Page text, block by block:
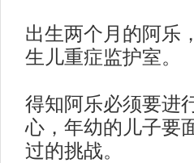
出生两个月的阿乐
生儿重症监护室。
得知阿乐必须要进
心，年幼的儿子要
过的挑战。